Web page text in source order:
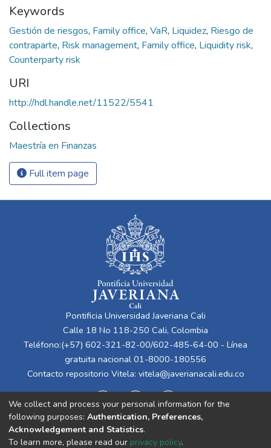
Keywords
Gestión de riesgos, Family office, VaR, Liquidez, Riesgo de
contraparte, Risk management, Family office, Liquidity risk,
Counterparty risk
URI
http://hdl.handle.net/11522/5541
Collections
Maestría en Finanzas
Full item page
Pontificia Universidad Javeriana Cali
Calle 18 No 118-250 Cali, Colombia
Teléfono:(+57) 602-321-82-00/602-485-64-00 - Línea
gratuita nacional 01-8000-180556
Contacto repositorio Vitela: vitela@javerianacali.edu.co
We collect and process your personal information for the
following purposes: Authentication, Preferences,
Acknowledgement and Statistics.
To learn more, please read our privacy policy.